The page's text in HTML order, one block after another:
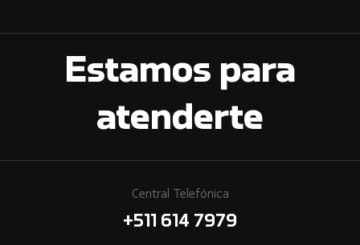
Estamos para
atenderte
Central Telefónica
+511 614 7979